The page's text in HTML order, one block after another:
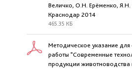
Величко, О.Н. Ерёменко, Я.Н.
Краснодар 2014
465.35 КБ
Методическое указание для
работы "Современные
продукции